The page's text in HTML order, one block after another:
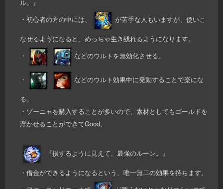
ル。』
・初心者の方の中には、
が苦手な人もいますが、使いこ
なせるようになると、めっちゃ生き残れるようになります。
・
などのウルトを無効化させる。
・ などのウルト効果中に発動することで楽にな
る。
・ゾーニャを購入することが多いので、素材としてもゴールドを
浮かせることができてGood。
『損するように見えて、最強のルーン。』
・借金ができるようになるという、唯一無二の効果を持ちます。